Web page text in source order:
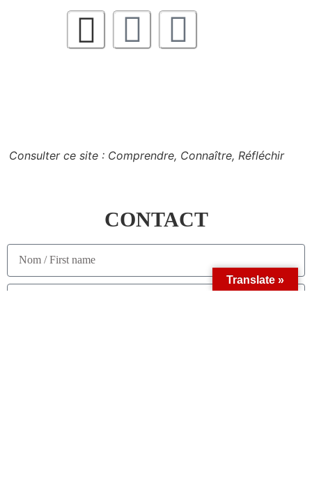
Consulter ce site : Comprendre, Connaître, Réfléchir
Translate »
CONTACT